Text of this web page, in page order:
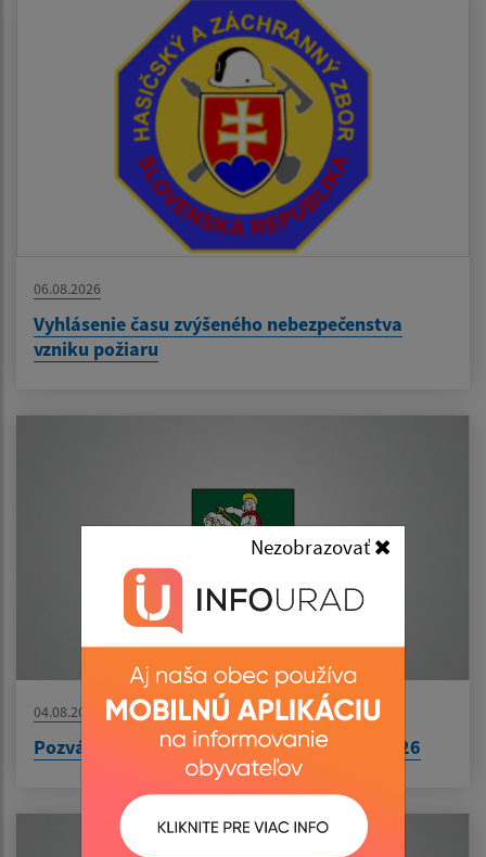
Nezobrazovať
06.08.2026
Vyhlásenie času zvýšeného nebezpečenstva
vzniku požiaru
04.08.2026
Pozvánka na zasadnutie ObZ dňa 10.08.2026